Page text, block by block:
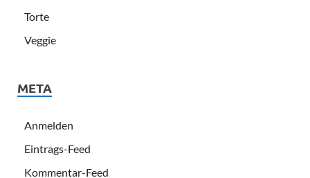
Torte
Veggie
META
Anmelden
Eintrags-Feed
Kommentar-Feed